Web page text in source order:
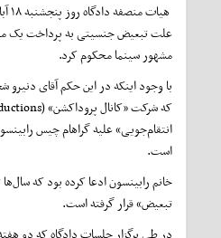
مشهور سینما محکوم کرد.
با وجود اینکه در این حکم آقای
انتقام‌جویی» علیه گراهام چیس
است.
خانم رابینسون ادعا کرده بود که
تبعیض» قرار گرفته است.